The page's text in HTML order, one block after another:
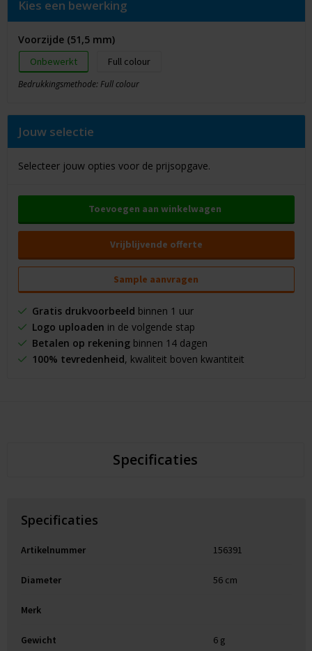
Kies een bewerking
Voorzijde (51,5 mm)
Onbewerkt Full colour
Bedrukkingsmethode: Full colour
Jouw selectie
Selecteer jouw opties voor de prijsopgave.
Toevoegen aan winkelwagen
Vrijblijvende offerte
Sample aanvragen
Gratis drukvoorbeeld binnen 1 uur
Logo uploaden in de volgende stap
Betalen op rekeningbinnen 14 dagen
100% tevredenheid, kwaliteit boven kwantiteit
Specificaties
Specificaties
Artikelnummer 156391
Diameter 56 cm
Merk
Gewicht 6 g